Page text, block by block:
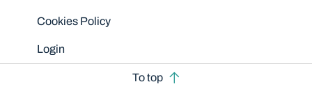
Cookies Policy
Login
To top